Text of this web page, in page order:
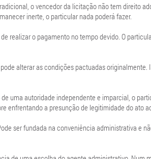
o vencedor da licitação não tem direito
inerte, o particular nada poderá fazer.
realizar o pagamento no tempo devido. O
alterar as condições pactuadas originalmente.
uma autoridade independente e imparcial, o
enfrentando a presunção de legitimidade do ato
ser fundada na conveniência administrativa e